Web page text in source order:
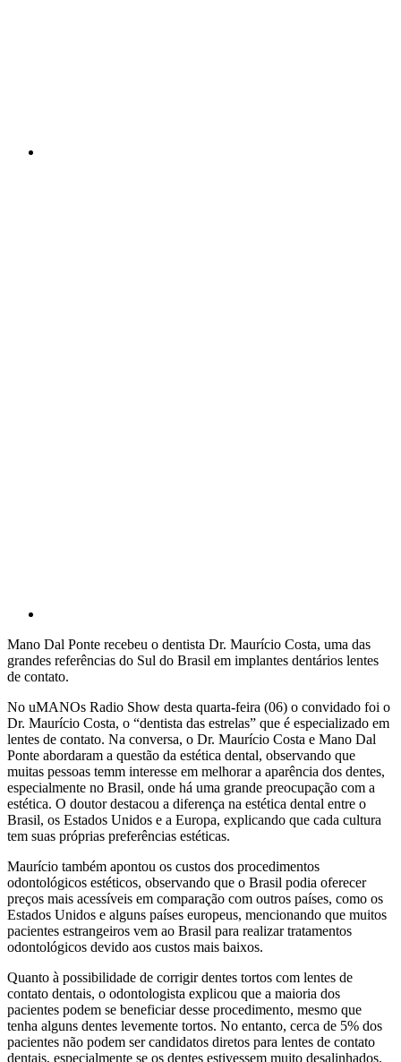
Mano Dal Ponte recebeu o dentista Dr. Maurício Costa, uma das
grandes referências do Sul do Brasil em implantes dentários lentes
de contato.
No uMANOs Radio Show desta quarta-feira (06) o convidado foi o
Dr. Maurício Costa, o “dentista das estrelas” que é especializado em
lentes de contato. Na conversa, o Dr. Maurício Costa e Mano Dal
Ponte abordaram a questão da estética dental, observando que
muitas pessoas temm interesse em melhorar a aparência dos dentes,
especialmente no Brasil, onde há uma grande preocupação com a
estética. O doutor destacou a diferença na estética dental entre o
Brasil, os Estados Unidos e a Europa, explicando que cada cultura
tem suas próprias preferências estéticas.
Maurício também apontou os custos dos procedimentos
odontológicos estéticos, observando que o Brasil podia oferecer
preços mais acessíveis em comparação com outros países, como os
Estados Unidos e alguns países europeus, mencionando que muitos
pacientes estrangeiros vem ao Brasil para realizar tratamentos
odontológicos devido aos custos mais baixos.
Quanto à possibilidade de corrigir dentes tortos com lentes de
contato dentais, o odontologista explicou que a maioria dos
pacientes podem se beneficiar desse procedimento, mesmo que
tenha alguns dentes levemente tortos. No entanto, cerca de 5% dos
pacientes não podem ser candidatos diretos para lentes de contato
dentais, especialmente se os dentes estivessem muito desalinhados.